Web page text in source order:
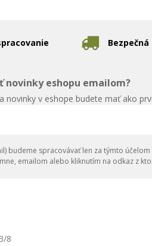
novinky eshopu emailom?
novinky v eshope budete mať ako
budeme spracovávať len za týmto
emailom alebo kliknutím na odkaz z
8